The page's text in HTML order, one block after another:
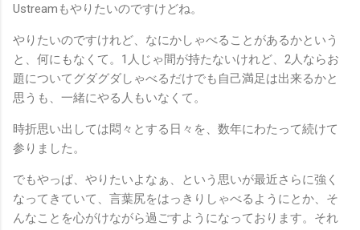
Ustreamもやりたいのですけどね。
やりたいのですけれど、なにかしゃべることがあるかという
と、何にもなくて。1人じゃ間が持たないけれど、2人ならお
題についてグダグダしゃべるだけでも自己満足は出来るかと
思うも、一緒にやる人もいなくて。
時折思い出しては悶々とする日々を、数年にわたって続けて
参りました。
でもやっぱ、やりたいよなぁ、という思いが最近さらに強く
なってきていて、言葉尻をはっきりしゃべるようにとか、そ
んなことを心がけながら過ごすようになっております。それ